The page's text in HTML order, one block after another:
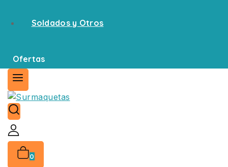
Soldados y Otros
Ofertas
0